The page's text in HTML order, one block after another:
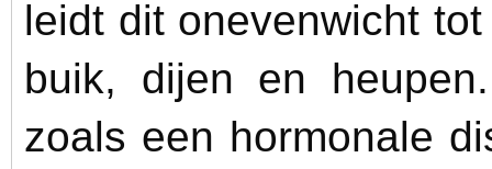
leidt dit onevenwicht
buik, dijen en
zoals een hormonale